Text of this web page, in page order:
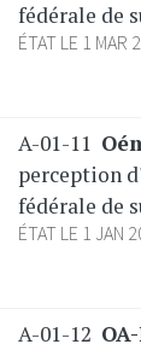
fédérale de
ÉTAT LE 1 MAR
A-01-11
perception
fédérale de
ÉTAT LE 1 JAN
A-01-12